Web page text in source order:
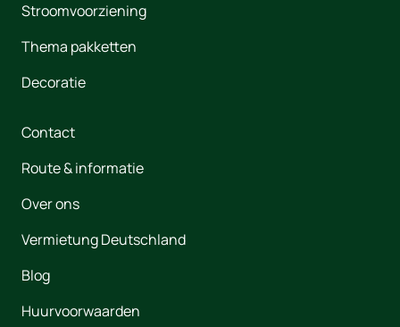
Stroomvoorziening
Thema pakketten
Decoratie
Contact
Route & informatie
Over ons
Vermietung Deutschland
Blog
Huurvoorwaarden